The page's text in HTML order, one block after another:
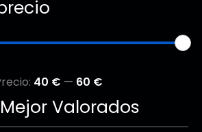
40 € — 60 €
Valorados